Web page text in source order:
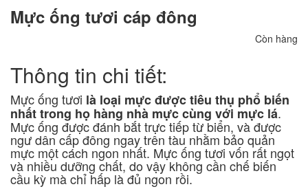
Mực ống tươi cáp đông
Còn hàng
Thông tin chi tiết:
Mực ống tươi là loại mực được tiêu thụ phổ biến
nhất trong họ hàng nhà mực cùng với mực lá.
Mực ống được đánh bắt trực tiếp từ biển, và được
ngư dân cấp đông ngay trên tàu nhằm bảo quản
mực một cách ngon nhất. Mực ống tươi vốn rất ngọt
và nhiều dưỡng chất, do vậy không cần chế biến
cầu kỳ mà chỉ hấp là đủ ngon rồi.